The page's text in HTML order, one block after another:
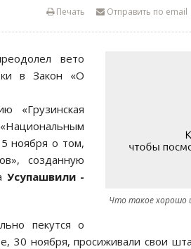
Отправить по email
Печать
Что такое хорошо
вето
в Закон «О
«Грузинская
ноября о том,
созданную
Усупашвили -
пекутся о
30 ноября, просиживали свои